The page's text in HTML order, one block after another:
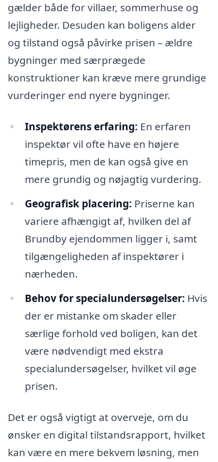
gælder både for villaer, sommerhuse og
lejligheder. Desuden kan boligens alder
og tilstand også påvirke prisen – ældre
bygninger med særprægede
konstruktioner kan kræve mere grundige
vurderinger end nyere bygninger.
Inspektørens erfaring: En erfaren
inspektør vil ofte have en højere
timepris, men de kan også give en
mere grundig og nøjagtig vurdering.
Geografisk placering: Priserne kan
variere afhængigt af, hvilken del af
Brundby ejendommen ligger i, samt
tilgængeligheden af inspektører i
nærheden.
Behov for specialundersøgelser: Hvis
der er mistanke om skader eller
særlige forhold ved boligen, kan det
være nødvendigt med ekstra
specialundersøgelser, hvilket vil øge
prisen.
Det er også vigtigt at overveje, om du
ønsker en digital tilstandsrapport, hvilket
kan være en mere bekvem løsning, men